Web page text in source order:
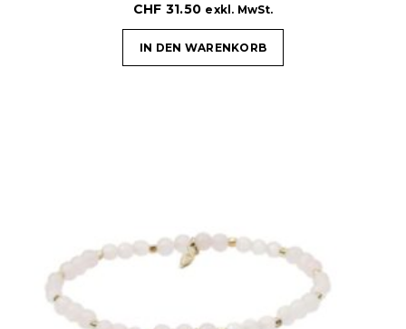
CHF 31.50 exkl. MwSt.
IN DEN WARENKORB